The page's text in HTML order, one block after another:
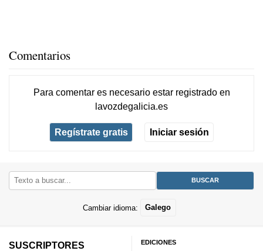
Comentarios
Para comentar es necesario estar registradoen
lavozdegalicia.es
Regístrate gratis Iniciar sesión
Cambiar idioma: Galego
SUSCRIPTORES
EDICIONES